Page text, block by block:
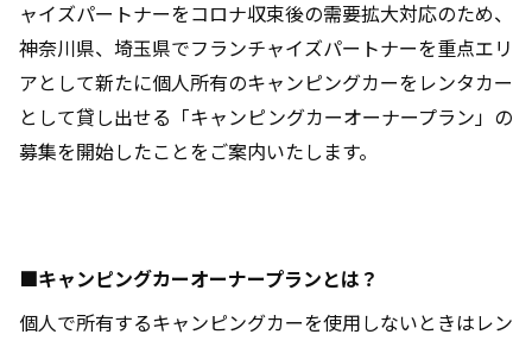
ャイズパートナーをコロナ収束後の需要拡大対応のため、
神奈川県、埼玉県でフランチャイズパートナーを重点エリ
アとして新たに個人所有のキャンピングカーをレンタカー
として貸し出せる「キャンピングカーオーナープラン」の
募集を開始したことをご案内いたします。
■キャンピングカーオーナープランとは？
個人で所有するキャンピングカーを使用しないときはレン